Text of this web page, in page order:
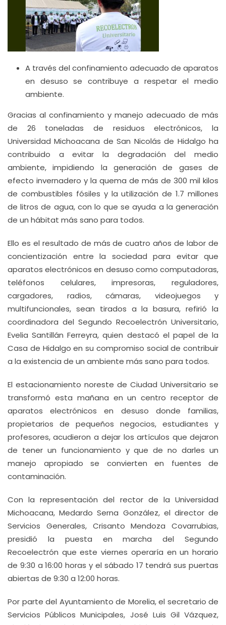
A través del confinamiento adecuado de aparatos
en desuso se contribuye a respetar el medio
ambiente.
Gracias al confinamiento y manejo adecuado de más
de 26 toneladas de residuos electrónicos, la
Universidad Michoacana de San Nicolás de Hidalgo ha
contribuido a evitar la degradación del medio
ambiente, impidiendo la generación de gases de
efecto invernadero y la quema de más de 300 mil kilos
de combustibles fósiles y la utilización de 1.7 millones
de litros de agua, con lo que se ayuda a la generación
de un hábitat más sano para todos.
Ello es el resultado de más de cuatro años de labor de
concientización entre la sociedad para evitar que
aparatos electrónicos en desuso como computadoras,
teléfonos celulares, impresoras, reguladores,
cargadores, radios, cámaras, videojuegos y
multifuncionales, sean tirados a la basura, refirió la
coordinadora del Segundo Recoelectrón Universitario,
Evelia Santillán Ferreyra, quien destacó el papel de la
Casa de Hidalgo en su compromiso social de contribuir
a la existencia de un ambiente más sano para todos.
El estacionamiento noreste de Ciudad Universitario se
transformó esta mañana en un centro receptor de
aparatos electrónicos en desuso donde familias,
propietarios de pequeños negocios, estudiantes y
profesores, acudieron a dejar los artículos que dejaron
de tener un funcionamiento y que de no darles un
manejo apropiado se convierten en fuentes de
contaminación.
Con la representación del rector de la Universidad
Michoacana, Medardo Serna González, el director de
Servicios Generales, Crisanto Mendoza Covarrubias,
presidió la puesta en marcha del Segundo
Recoelectrón que este viernes operaría en un horario
de 9:30 a 16:00 horas y el sábado 17 tendrá sus puertas
abiertas de 9:30 a 12:00 horas.
Por parte del Ayuntamiento de Morelia, el secretario de
Servicios Públicos Municipales, José Luis Gil Vázquez,